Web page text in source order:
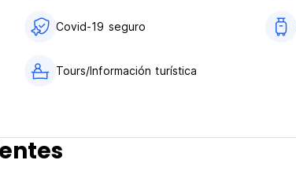
Covid-19 seguro
Tours/Información turística